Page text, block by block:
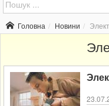
как
нет
Головна Новини